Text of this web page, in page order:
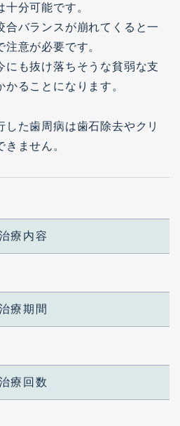
分可能です。
合バランスが崩れてくると一
意が必要です。
にも抜け落ちそうな貧弱な支
ることになります。
た歯周病は歯石除去やクリ
ません。
療内容
療期間
療回数